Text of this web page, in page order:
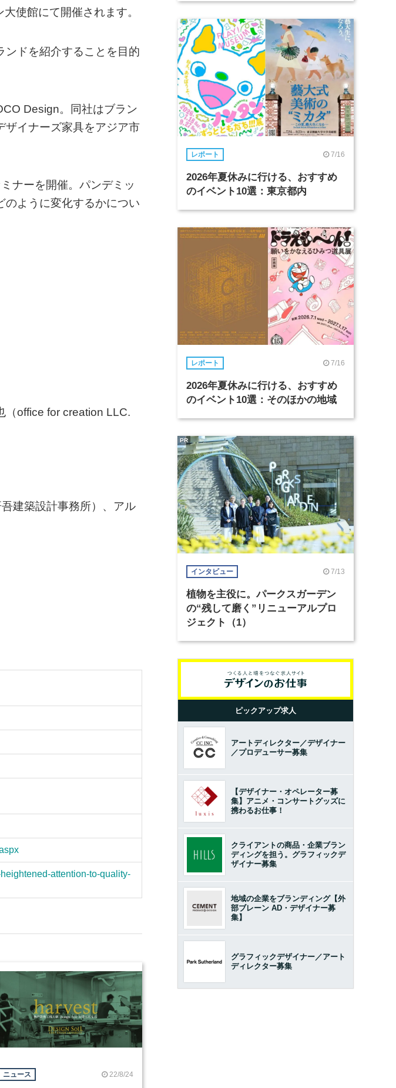
使館にて開催されます。
ンドを紹介することを目的
Design。同社はブラン
ザイナーズ家具をアジア市
ナーを開催。パンデミッ
のように変化するかについ
（office for creation LLC.
建築設計事務所）、アル
attention-to-quality-
ニュース 22/8/24
レポート 7/16
2026年夏休みに行ける、おすすめ
のイベント10選：東京都内
レポート 7/16
2026年夏休みに行ける、おすすめ
のイベント10選：そのほかの地域
インタビュー 7/13
植物を主役に。パークスガーデン
の“残して磨く”リニューアルプロ
ジェクト（1）
PR
ピックアップ求人
アートディレクター／デザイナー
／プロデューサー募集
【デザイナー・オペレーター募
集】アニメ・コンサートグッズに
携わるお仕事！
クライアントの商品・企業ブラン
ディングを担う。グラフィックデ
ザイナー募集
地域の企業をブランディング【外
部ブレーン AD・デザイナー募
集】
グラフィックデザイナー／アート
ディレクター募集